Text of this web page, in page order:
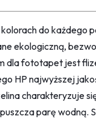
do każdego
ekologiczną,
dla fototapet jest
HP najwyższej
charakteryzuje
parę wodną.